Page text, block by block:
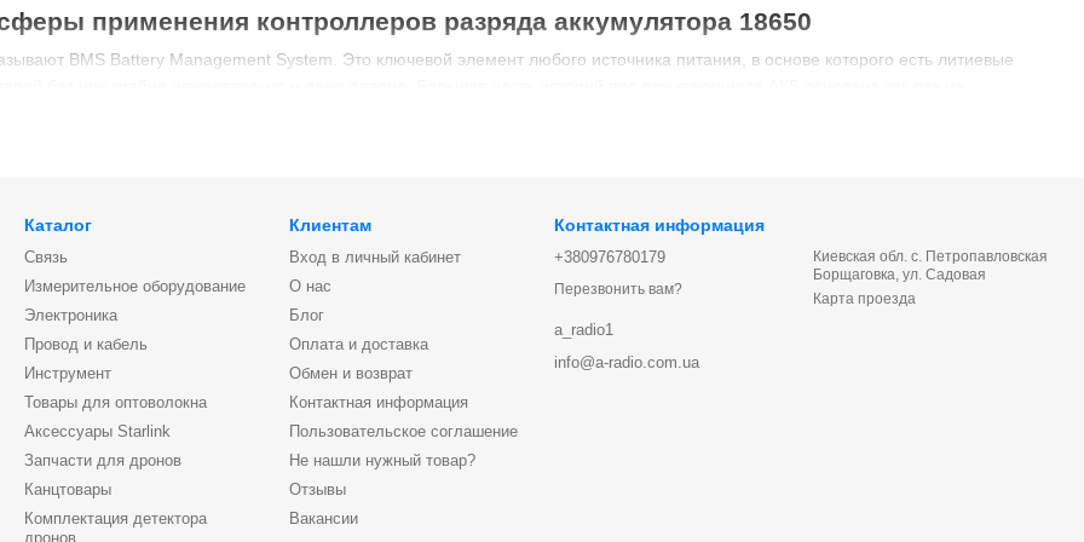
применения контроллеров разряда аккумулятора 18650
BMS Battery Management System. Это ключевой элемент любого источника питания, в основе которого есть литиевые
разряда для 18650 является ключевым узлом мониторинга состояния АКБ. Одновременно это и эффективная защита от
явлений, таких как:
напряжения;
тока и т.д.
Каталог
Связь
Измерительное оборудование
Электроника
Провод и кабель
Инструмент
Товары для оптоволокна
Аксессуары Starlink
Запчасти для дронов
Канцтовары
Комплектация детектора
дронов
Клиентам
Вход в личный кабинет
О нас
Блог
Оплата и доставка
Обмен и возврат
Контактная информация
Пользовательское соглашение
Не нашли нужный товар?
Отзывы
Вакансии
Контактная информация
+380976780179
Перезвонить вам?
a_radio1
info@a-radio.com.ua
Киевская обл. с. Петропавловская
Борщаговка, ул. Садовая
Карта проезда